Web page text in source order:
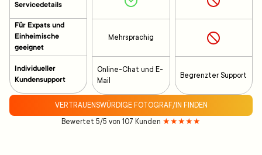
Servicedetails
Für Expats und
Einheimische
geeignet
Individueller
Kundensupport
Mehrsprachig
Online-Chat und E-
Mail
Begrenzter Support
VERTRAUENSWÜRDIGE FOTOGRAF/IN FINDEN
Bewertet 5/5 von 107 Kunden ★★★★★